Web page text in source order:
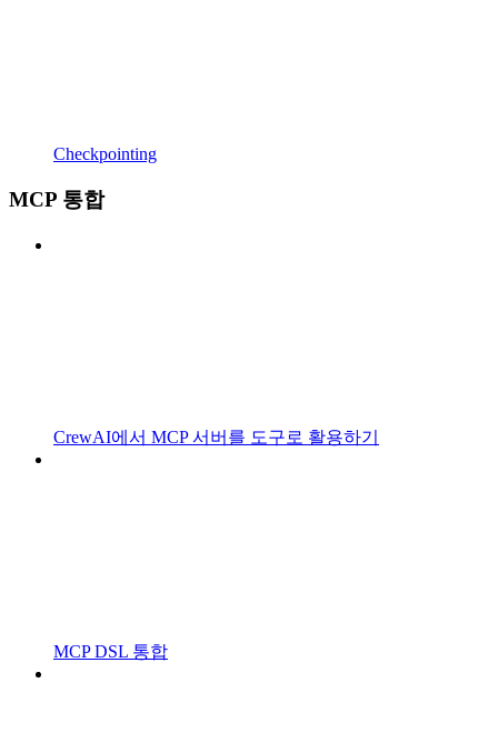
Checkpointing
MCP 통합
CrewAI에서 MCP 서버를 도구로 활용하기
MCP DSL 통합